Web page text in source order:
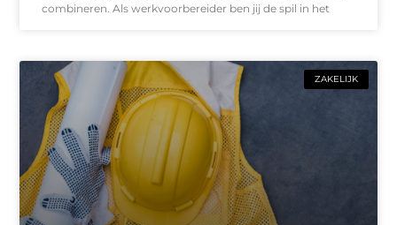
combineren. Als werkvoorbereider ben jij de spil in het
ZAKELIJK